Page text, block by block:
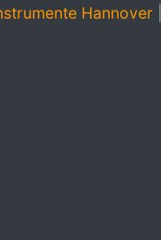
Hannover